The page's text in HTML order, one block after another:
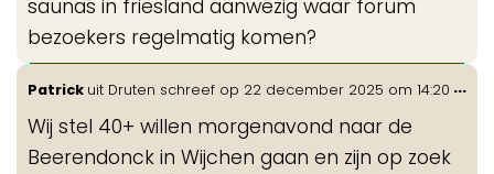
saunas in friesland aanwezig waar forum
bezoekers regelmatig komen?
Patrick uit Druten schreef op 22 december 2025 om 14:20
Wij stel 40+ willen morgenavond naar de
Beerendonck in Wijchen gaan en zijn op zoek
...